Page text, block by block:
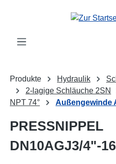
Produkte Hydraulik
2-lagige Schläuche 2SN
NPT 74°
Außengewinde
PRESSNIPPEL
DN10AGJ3/4"-